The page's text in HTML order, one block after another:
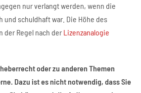
nur verlangt werden, wenn die
und schuldhaft war. Die Höhe des
der Regel nach der Lizenzanalogie
oder zu anderen Themen
Dazu ist es nicht notwendig, dass Sie